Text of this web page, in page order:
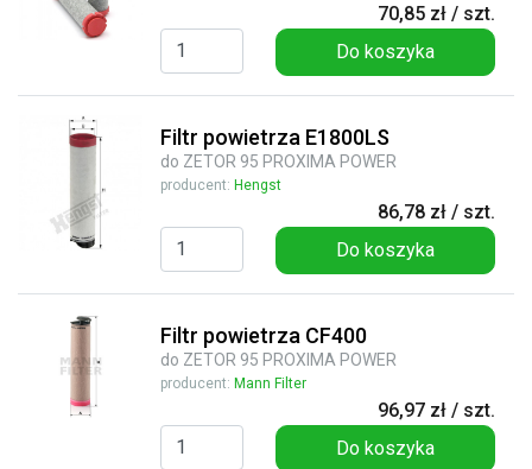
70,85 zł / szt.
Do koszyka
Filtr powietrza E1800LS
do ZETOR 95 PROXIMA POWER
producent: Hengst
86,78 zł / szt.
Do koszyka
Filtr powietrza CF400
do ZETOR 95 PROXIMA POWER
producent: Mann Filter
96,97 zł / szt.
Do koszyka